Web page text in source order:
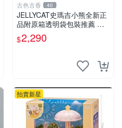
古色古香 40
JELLYCAT史瑪吉小熊全新正
品附原箱透明袋包裝推薦 透
明袋 包裝盒 史瑪吉小熊
$2,290
拍賣新星